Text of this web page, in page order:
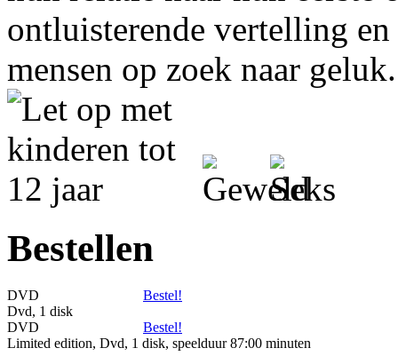
ontluisterende vertelling
mensen op zoek naar geluk.
Bestellen
DVD
Bestel!
Dvd, 1 disk
DVD
Bestel!
Limited edition, Dvd, 1 disk, speelduur 87:00 minuten